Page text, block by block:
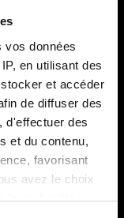
vos données
en utilisant des
et accéder
de diffuser des
d'effectuer des
et du contenu,
favorisant
avez le choix
leurs finalités.
: capture de
horaire) où vous